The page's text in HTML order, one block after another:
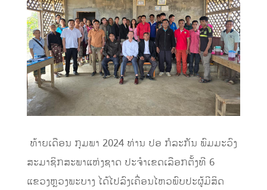
ທ້າຍເດືອນ ກຸມພາ 2024 ທ່ານ ປອ ກໍລະກັນ ພົມມະວົງ
ສະມາຊິກສະພາແຫ່ງຊາດ ປະຈໍາເຂດເລືອກຕັ້ງທີ 6
ແຂວງຫຼວງພະບາງ ໄດ້ໄປລົງເຄື່ອນໄຫວພົບປະຜູ້ມີສິດ